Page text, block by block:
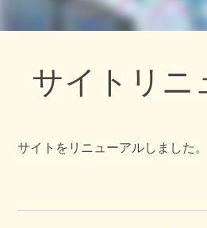
サイトリニ
サイトをリニューアルしました。